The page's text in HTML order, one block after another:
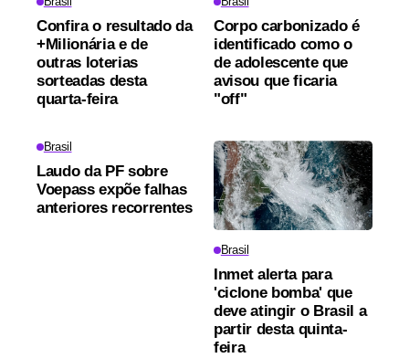
Confira o resultado da
+Milionária e de
outras loterias
sorteadas desta
quarta-feira
Corpo carbonizado é
identificado como o
de adolescente que
avisou que ficaria
"off"
Brasil
Laudo da PF sobre
Voepass expõe falhas
anteriores recorrentes
Brasil
Inmet alerta para
'ciclone bomba' que
deve atingir o Brasil a
partir desta quinta-
feira